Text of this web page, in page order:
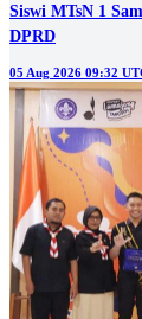
Siswi MTsN 1
DPRD
05 Aug 2026 09:32